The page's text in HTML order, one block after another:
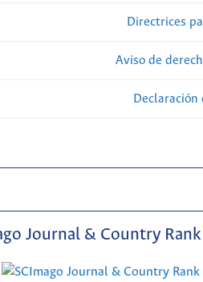
Directrices
Aviso de
Journal & Country Rank